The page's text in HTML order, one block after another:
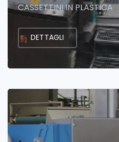
CASSETTINI IN PLASTICA
DETTAGLI